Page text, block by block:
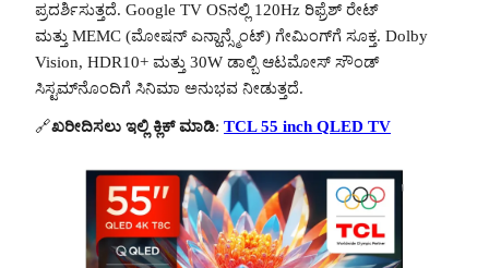
ಪ್ರದರ್ಶಿಸುತ್ತದೆ. Google TV OS‌ನಲ್ಲಿ 120Hz ರಿಫ್ರೆಶ್ ರೇಟ್
ಮತ್ತು MEMC (ಮೋಷನ್ ಎನ್ಹಾನ್ಸ್ಮೆಂಟ್) ಗೇಮಿಂಗ್‌ಗೆ ಸೂಕ್ತ. Dolby
Vision, HDR10+ ಮತ್ತು 30W ಡಾಲ್ಬಿ ಆಟಮೋಸ್ ಸೌಂಡ್
ಸಿಸ್ಟಮ್‌ನೊಂದಿಗೆ ಸಿನಿಮಾ ಅನುಭವ ನೀಡುತ್ತದೆ.
🔗ಖರೀದಿಸಲು ಇಲ್ಲಿ ಕ್ಲಿಕ್ ಮಾಡಿ: TCL 55 inch QLED TV